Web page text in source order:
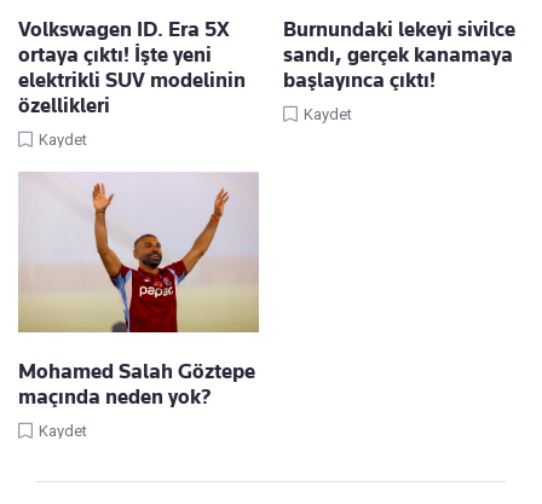
Volkswagen ID. Era 5X
ortaya çıktı! İşte yeni
elektrikli SUV modelinin
özellikleri
Kaydet
Burnundaki lekeyi sivilce
sandı, gerçek kanamaya
başlayınca çıktı!
Kaydet
Mohamed Salah Göztepe
maçında neden yok?
Kaydet